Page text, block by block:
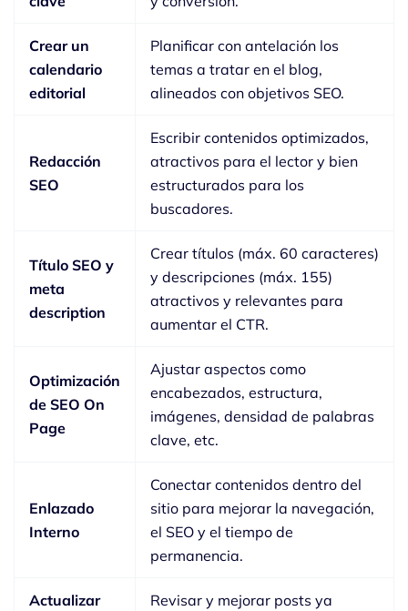
Crear un
calendario
editorial
Planificar con antelación los
temas a tratar en el blog,
alineados con objetivos SEO.
Redacción
SEO
Escribir contenidos optimizados,
atractivos para el lector y bien
estructurados para los
buscadores.
Título SEO y
meta
description
Crear títulos (máx. 60 caracteres)
y descripciones (máx. 155)
atractivos y relevantes para
aumentar el CTR.
Optimización
de SEO On
Page
Ajustar aspectos como
encabezados, estructura,
imágenes, densidad de palabras
clave, etc.
Enlazado
Interno
Conectar contenidos dentro del
sitio para mejorar la navegación,
el SEO y el tiempo de
permanencia.
Actualizar
Revisar y mejorar posts ya